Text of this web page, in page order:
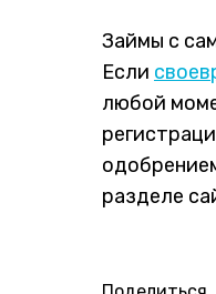
Займы с
Если
любой
разделе